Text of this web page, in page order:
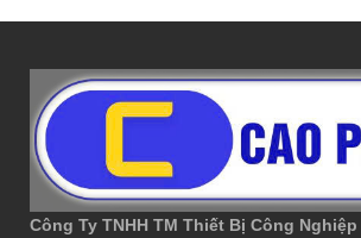
Công Ty TNHH TM Thiết Bị Công